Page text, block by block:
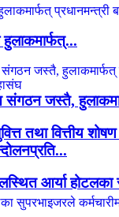
संगठन जस्तै,
तथा वित्तीय शोषण
आर्या